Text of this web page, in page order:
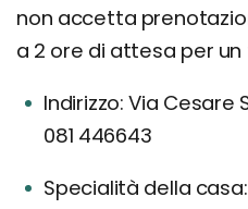
non accetta
a 2 ore di attesa per un
Indirizzo: Via Cesare
081 446643
Specialità della